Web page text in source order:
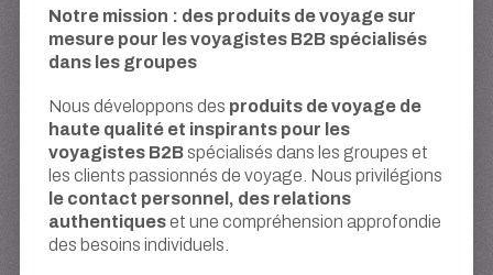
Notre mission : des produits de voyage sur
mesure pour les voyagistes B2B spécialisés
dans les groupes
Nous développons des produits de voyage de
haute qualité et inspirants pour les
voyagistesB2Bspécialisés dans les groupes et
les clients passionnés de voyage. Nous privilégions
le contact personnel, des relations
authentiqueset une compréhension approfondie
des besoins individuels.